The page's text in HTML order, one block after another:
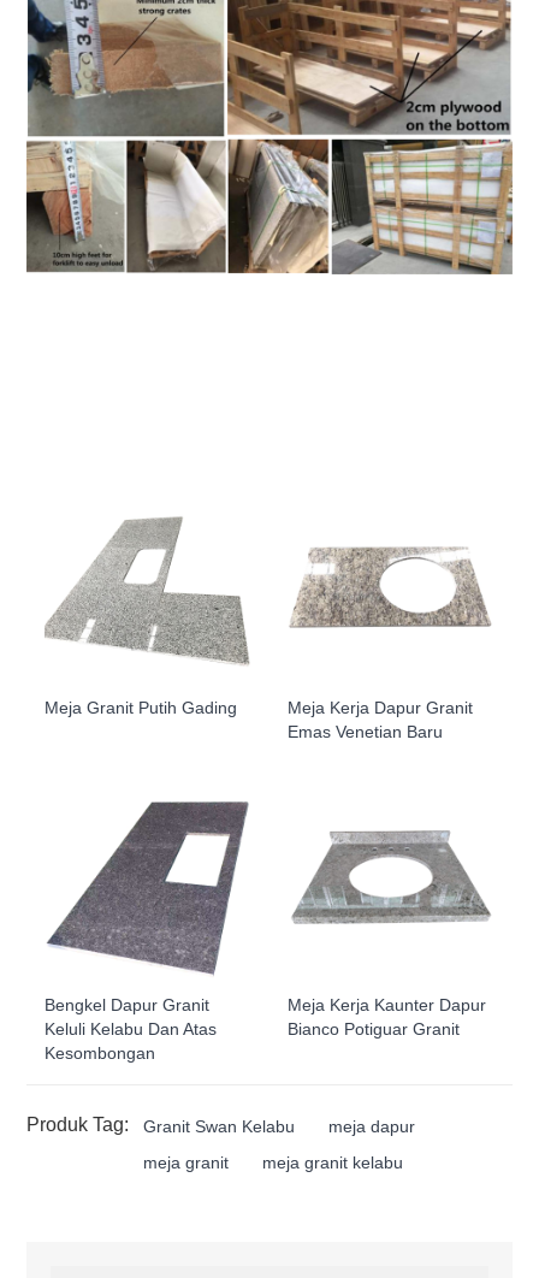
Meja Granit Putih Gading
Meja Kerja Dapur Granit
Emas Venetian Baru
Bengkel Dapur Granit
Keluli Kelabu Dan Atas
Kesombongan
Meja Kerja Kaunter Dapur
Bianco Potiguar Granit
Produk Tag: Granit Swan Kelabu
meja dapur
meja granit
meja granit kelabu